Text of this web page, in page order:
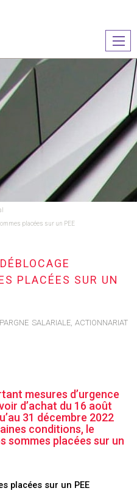
le
placées sur un PEE
PLACÉES SUR UN
SALARIALE, ACTIONNARIAT
mesures d’urgence
d’achat du 16 août
31 décembre 2022
conditions, le
sommes placées sur un
placées sur un PEE